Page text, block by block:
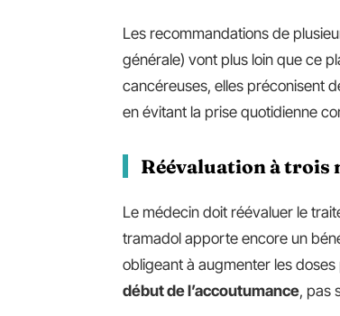
Les recommandations de
générale) vont plus loin que ce
cancéreuses, elles préconisent
en évitant la prise quotidienne
Réévaluation à trois
Le médecin doit réévaluer le
tramadol apporte encore un
obligeant à augmenter les
début de l’accoutumance, pas